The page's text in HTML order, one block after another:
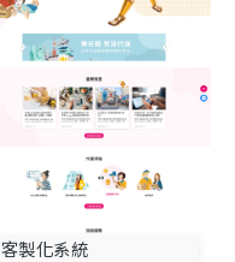
客製化系統